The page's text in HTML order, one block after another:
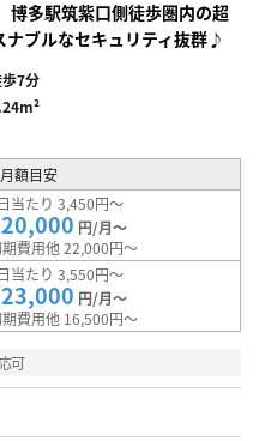
博多駅筑紫口側徒歩圏内の超
ブルなセキュリティ抜群♪
7分
月額目安
当たり 3,450円～
円/月～
費用他 22,000円～
当たり 3,550円～
円/月～
費用他 16,500円～
可